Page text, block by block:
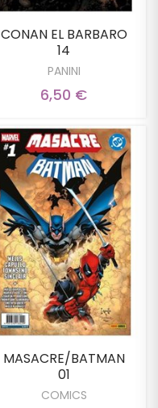
CONAN EL BARBARO
14
PANINI
6,50 €
MASACRE/BATMAN
01
COMICS